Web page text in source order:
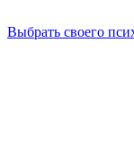
Выбрать своего